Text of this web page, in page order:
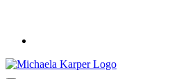
springen